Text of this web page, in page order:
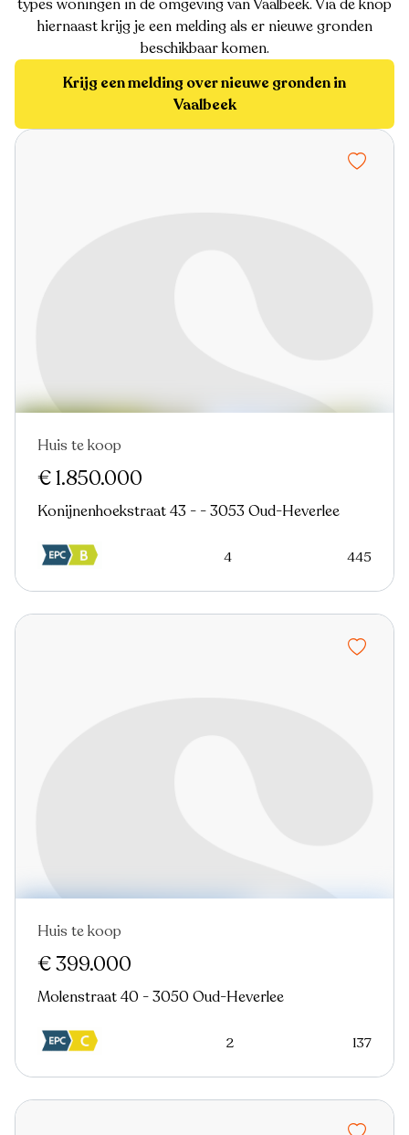
types woningen in de omgeving van Vaalbeek. Via de knop
hiernaast krijg je een melding als er nieuwe gronden
beschikbaar komen.
Krijg een melding over nieuwe gronden in
Vaalbeek
Verkocht
Huis te koop
€ 1.850.000
Konijnenhoekstraat 43 - - 3053 Oud-Heverlee
4 445
Huis te koop
€ 399.000
Molenstraat 40 - 3050 Oud-Heverlee
2 137